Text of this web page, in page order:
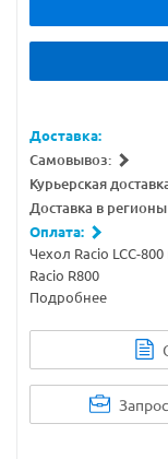
Доставка:
Самовывоз:
Курьерская
Доставка в
Оплата:
Чехол Racio LCC-
Racio R800
Подробнее